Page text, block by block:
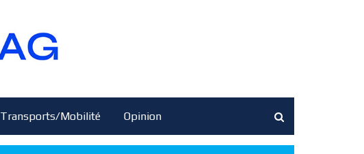
Transports/Mobilité Opinion